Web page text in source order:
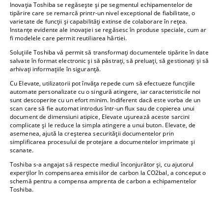
Inovația Toshiba se regăsește și pe segmentul echipamentelor de
tipărire care se remarcă printr-un nivel exceptional de fiabilitate, o
varietate de funcții și capabilități extinse de colaborare în rețea.
Instanțe evidente ale inovației se regăsesc în produse speciale, cum ar
fi modelele care permit reutiliarea hârtiei.
Soluțiile Toshiba vă permit să transformați documentele tipărite în date
salvate în format electronic și să păstrați, să preluați, să gestionați și să
arhivați informațiile în siguranță.
Cu Elevate, utilizatorii pot învăța repede cum să efectueze funcțiile
automate personalizate cu o singură atingere, iar caracteristicile noi
sunt descoperite cu un efort minim. Indiferent dacă este vorba de un
scan care să fie automat introdus într-un flux sau de copierea unui
document de dimensiuni atipice, Elevate ușurează aceste sarcini
complicate și le reduce la simpla atingere a unui buton. Elevate, de
asemenea, ajută la creșterea securității documentelor prin
simplificarea procesului de protejare a documentelor imprimate și
scanate.
Toshiba s-a angajat să respecte mediul înconjurător și, cu ajutorul
experților în compensarea emisiilor de carbon la CO2bal, a conceput o
schemă pentru a compensa amprenta de carbon a echipamentelor
Toshiba.